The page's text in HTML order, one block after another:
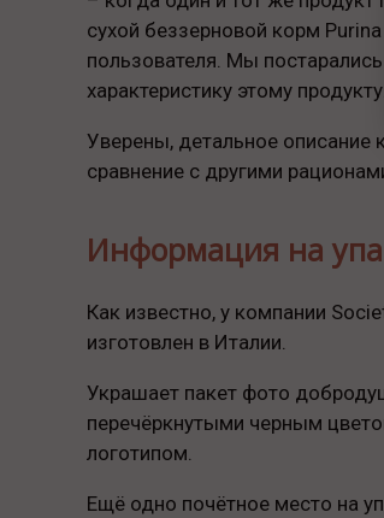
сухой беззерновой корм
пользователя. Мы
характеристику этому продукту.
Уверены, детальное описание
сравнение с другими
Информация на
Как известно, у компании
изготовлен в Италии.
Украшает пакет фото
перечёркнутыми черным
логотипом.
Ещё одно почётное место на